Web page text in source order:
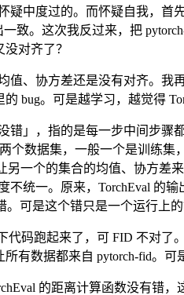
中度过的。而怀疑自我，
致。这次我反过来，把
对齐了？
、协方差还是没有对齐。我
bug。可是越学习，越觉得
错」，指的是每一步中间步
个数据集，一般一个是训练
另一个的集合的均值、协方
统一。原来，TorchEval 的
可是这个错只是一个运行上
代码跑起来了，可 FID 不对
有数据都来自 pytorch-fid。可
的距离计算函数没有错